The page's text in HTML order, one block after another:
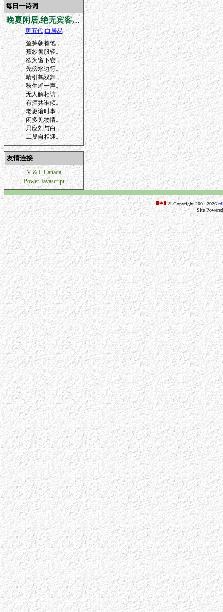
每日一诗词
晚夏闲居,绝无宾客,欲寻梦得,先寄此诗
唐五代.白居易
鱼笋朝餐饱，
蕉纱暑服轻。
欲为窗下寝，
先傍水边行。
晴引鹤双舞，
秋生蝉一声。
无人解相访，
有酒共谁倾。
老更谙时事，
闲多见物情。
只应刘与白，
二叟自相迎。
友情连接
V & L Canada
Power Javascript
© Copyright 2001-2026
Site